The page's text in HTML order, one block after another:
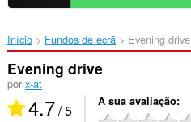
Início Fundos de ecrã Evening drive‎
Evening drive
por x-at
4.7/ 5 A sua avaliação